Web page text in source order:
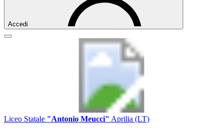
Accedi
Liceo Statale "Antonio Meucci" Aprilia (LT)